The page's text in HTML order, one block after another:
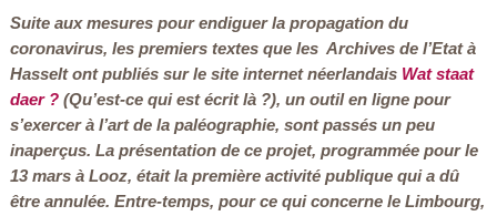
Suite aux mesures pour endiguer la propagation du
coronavirus, les premiers textes que les Archives de l’Etat à
Hasselt ont publiés sur le site internet néerlandais Wat staat
daer ?(Qu’est-ce qui est écrit là ?), un outil en ligne pour
s’exercer à l’art de la paléographie, sont passés un peu
inaperçus. La présentation de ce projet, programmée pour le
13 mars à Looz, était la première activité publique qui a dû
être annulée. Entre-temps, pour ce qui concerne le Limbourg,